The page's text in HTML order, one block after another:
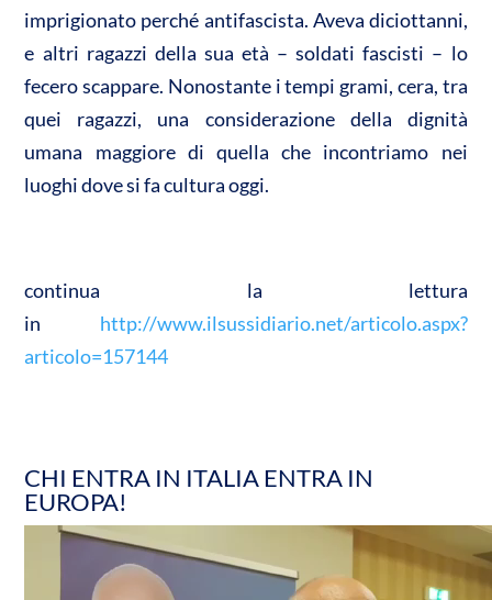
imprigionato perché antifascista. Aveva diciottanni,
e altri ragazzi della sua età – soldati fascisti – lo
fecero scappare. Nonostante i tempi grami, cera, tra
quei ragazzi, una considerazione della dignità
umana maggiore di quella che incontriamo nei
luoghi dove si fa cultura oggi.
continua la lettura
in http://www.ilsussidiario.net/articolo.aspx?
articolo=157144
CHI ENTRA IN ITALIA ENTRA IN
EUROPA!